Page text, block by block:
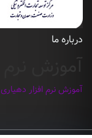
درباره ما
آموزش نرم افزار دهیاری